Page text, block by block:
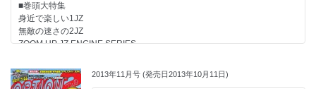
爆走坂東組マサのＧＴ直系☆マシンメイク 最速86伝説！TOYOTA 86
MAKING For CIRCUIT
モニター募集
■巻頭大特集
身近で楽しい1JZ
無敵の速さの2JZ
ZOOM UP JZ ENGINE SERIES
■今月の注目企画
2013年11月号 (発売日2013年10月11日)